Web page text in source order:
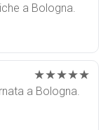
a Bologna.
★★★★★
a Bologna.